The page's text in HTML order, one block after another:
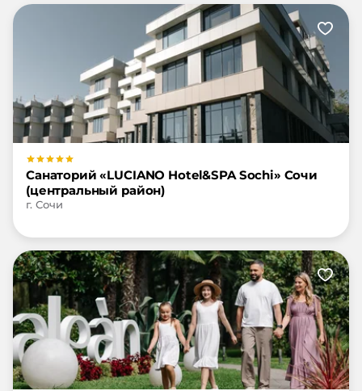
Санаторий «LUCIANO Hotel&SPA Sochi» Сочи
(центральный район)
г. Сочи